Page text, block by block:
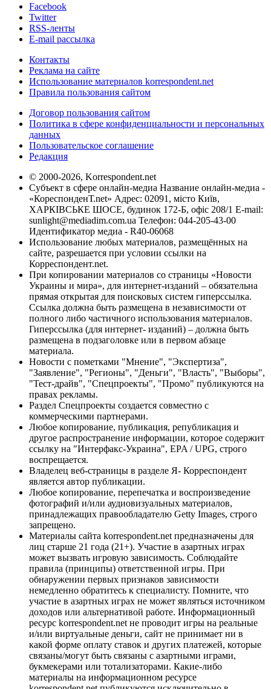
Facebook
Twitter
RSS-ленты
E-mail рассылка
Контакты
Реклама на сайте
Использование материалов korrespondent.net
Правила пользования сайтом
Договор пользования сайтом
Политика в сфере конфиденциальности и персональных
данных
Пользовательское соглашение
Редакция
© 2000-2026, Korrespondent.net
Субъект в сфере онлайн-медиа Название онлайн-медиа -
«КореспонденТ.net» Адрес: 02091, місто Київ,
ХАРКІВСЬКЕ ШОСЕ, будинок 172-Б, офіс 208/1 E-mail:
sunlight@mediadim.com.ua Телефон: 044-205-43-00
Идентификатор медиа - R40-06068
Использование любых материалов, размещённых на
сайте, разрешается при условии ссылки на
Корреспондент.net.
При копировании материалов со страницы «Новости
Украины и мира», для интернет-изданий – обязательна
прямая открытая для поисковых систем гиперссылка.
Ссылка должна быть размещена в независимости от
полного либо частичного использования материалов.
Гиперссылка (для интернет- изданий) – должна быть
размещена в подзаголовке или в первом абзаце
материала.
Новости с пометками "Мнение", "Экспертиза",
"Заявление", "Регионы", "Деньги", "Власть", "Выборы",
"Тест-драйв", "Спецпроекты", "Промо" публикуются на
правах рекламы.
Раздел Спецпроекты создается совместно с
коммерческими партнерами.
Любое копирование, публикация, републикация и
другое распространение информации, которое содержит
ссылку на "Интерфакс-Украина", EPA / UPG, строго
воспрещается.
Владелец веб-страницы в разделе Я- Корреспондент
является автор публикации.
Любое копирование, перепечатка и воспроизведение
фотографий и/или аудиовизуальных материалов,
принадлежащих правообладателю Getty Images, строго
запрещено.
Материалы сайта korrespondent.net предназначены для
лиц старше 21 года (21+). Участие в азартных играх
может вызвать игровую зависимость. Соблюдайте
правила (принципы) ответственной игры. При
обнаружении первых признаков зависимости
немедленно обратитесь к специалисту. Помните, что
участие в азартных играх не может являться источником
доходов или альтернативой работе. Информационный
ресурс korrespondent.net не проводит игры на реальные
и/или виртуальные деньги, сайт не принимает ни в
какой форме оплату ставок и других платежей, которые
связаны/могут быть связаны с азартными играми,
букмекерами или тотализаторами. Какие-либо
материалы на информационном ресурсе